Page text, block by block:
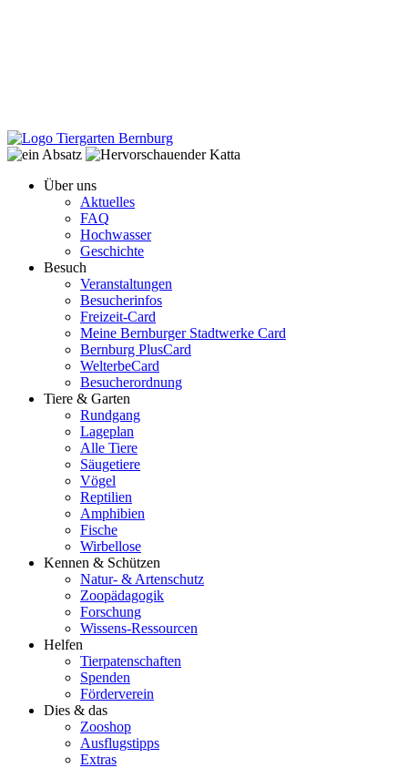
Über uns
Aktuelles
FAQ
Hochwasser
Geschichte
Besuch
Veranstaltungen
Besucherinfos
Freizeit-Card
Meine Bernburger Stadtwerke Card
Bernburg PlusCard
WelterbeCard
Besucherordnung
Tiere & Garten
Rundgang
Lageplan
Alle Tiere
Säugetiere
Vögel
Reptilien
Amphibien
Fische
Wirbellose
Kennen & Schützen
Natur- & Artenschutz
Zoopädagogik
Forschung
Wissens-Ressourcen
Helfen
Tierpatenschaften
Spenden
Förderverein
Dies & das
Zooshop
Ausflugstipps
Extras